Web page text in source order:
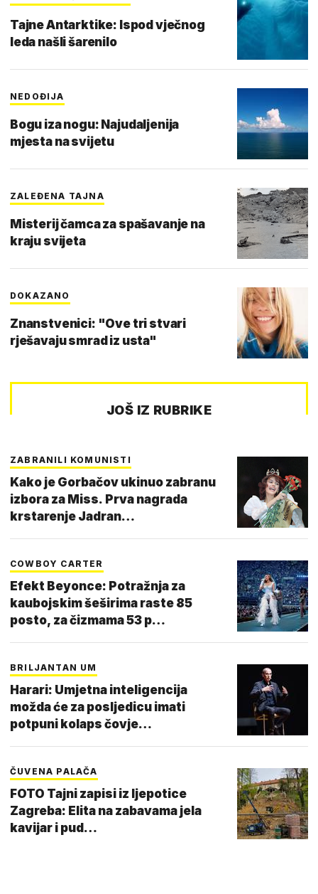
Tajne Antarktike: Ispod vječnog
leda našli šarenilo
NEDOĐIJA
Bogu iza nogu: Najudaljenija
mjesta na svijetu
ZALEĐENA TAJNA
Misterij čamca za spašavanje na
kraju svijeta
DOKAZANO
Znanstvenici: "Ove tri stvari
rješavaju smrad iz usta"
JOŠ IZ RUBRIKE
ZABRANILI KOMUNISTI
Kako je Gorbačov ukinuo zabranu
izbora za Miss. Prva nagrada
krstarenje Jadran…
COWBOY CARTER
Efekt Beyonce: Potražnja za
kaubojskim šeširima raste 85
posto, za čizmama 53 p…
BRILJANTAN UM
Harari: Umjetna inteligencija
možda će za posljedicu imati
potpuni kolaps čovje…
ČUVENA PALAČA
FOTO Tajni zapisi iz ljepotice
Zagreba: Elita na zabavama jela
kavijar i pud…